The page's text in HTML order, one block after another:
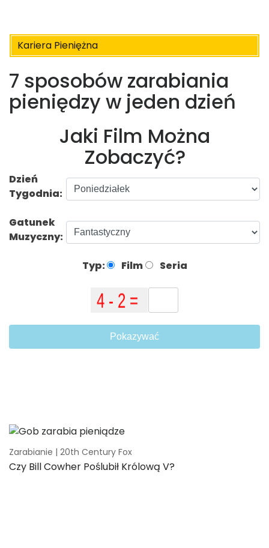
Kariera Pieniężna
7 sposobów zarabiania
pieniędzy w jeden dzień
Jaki Film Można
Zobaczyć?
Dzień
Tygodnia:
Gatunek
Muzyczny:
Typ: Film Seria
Pokazywać
Zarabianie | 20th Century Fox
Czy Bill Cowher Poślubił Królową V?